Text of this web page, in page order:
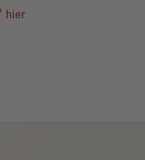
hier